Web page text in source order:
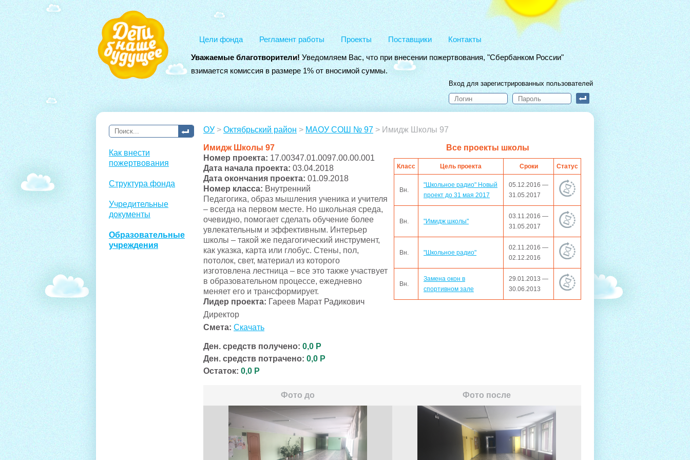
Цели фонда Регламент работы Проекты Поставщики Контакты
Уважаемые благотворители!Уведомляем Вас, что при внесении пожертвования, "Сбербанком России"
взимается комиссия в размере 1% от вносимой суммы.
Вход для зарегистрированных пользователей
Как внести
пожертвования
Структура фонда
Учредительные
документы
Образовательные
учреждения
ОУ > Октябрьский район > МАОУ СОШ № 97 > Имидж Школы 97
Все проекты школы
Класс Цель проекта Сроки Статус
Вн.
"Школьное радио" Новый
проект до 31 мая 2017
05.12.2016 —
31.05.2017
Вн. "Имидж школы"
03.11.2016 —
31.05.2017
Вн. "Школьное радио"
02.11.2016 —
02.12.2016
Вн.
Замена окон в
спортивном зале
29.01.2013 —
30.06.2013
Имидж Школы 97
Номер проекта: 17.00347.01.0097.00.00.001
Дата начала проекта: 03.04.2018
Дата окончания проекта: 01.09.2018
Номер класса: Внутренний
Педагогика, образ мышления ученика и учителя
– всегда на первом месте. Но школьная среда,
очевидно, помогает сделать обучение более
увлекательным и эффективным. Интерьер
школы – такой же педагогический инструмент,
как указка, карта или глобус. Стены, пол,
потолок, свет, материал из которого
изготовлена лестница – все это также участвует
в образовательном процессе, ежедневно
меняет его и трансформирует.
Лидер проекта: Гареев Марат Радикович
Директор
Смета: Скачать
Ден. средств получено: 0,0 Р
Ден. средств потрачено: 0,0 Р
Остаток: 0,0 Р
Фото до Фото после